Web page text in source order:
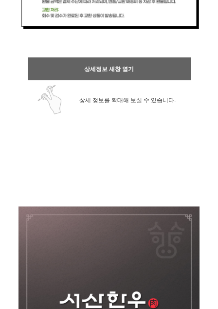
상세정보 새창 열기
상세 정보를 확대해 보실 수 있습니다.